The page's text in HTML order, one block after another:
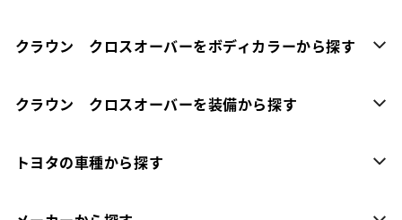
クラウン クロスオーバーをボディカラーから探す
クラウン クロスオーバーを装備から探す
トヨタの車種から探す